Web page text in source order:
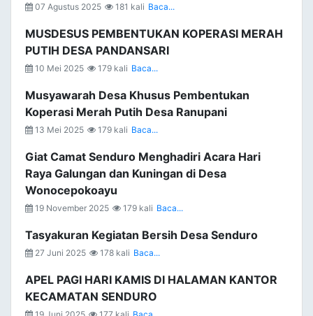
07 Agustus 2025 181 kali Baca...
MUSDESUS PEMBENTUKAN KOPERASI MERAH
PUTIH DESA PANDANSARI
10 Mei 2025 179 kali Baca...
Musyawarah Desa Khusus Pembentukan
Koperasi Merah Putih Desa Ranupani
13 Mei 2025 179 kali Baca...
Giat Camat Senduro Menghadiri Acara Hari
Raya Galungan dan Kuningan di Desa
Wonocepokoayu
19 November 2025 179 kali Baca...
Tasyakuran Kegiatan Bersih Desa Senduro
27 Juni 2025 178 kali Baca...
APEL PAGI HARI KAMIS DI HALAMAN KANTOR
KECAMATAN SENDURO